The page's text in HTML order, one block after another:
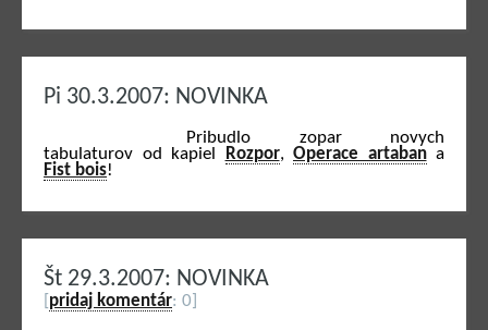
Pi 30.3.2007: NOVINKA
Pribudlo zopar novych
tabulaturov od kapiel
Rozpor, Operace artabana
Fist bois!
Št 29.3.2007: NOVINKA
pridaj komentár: 0]